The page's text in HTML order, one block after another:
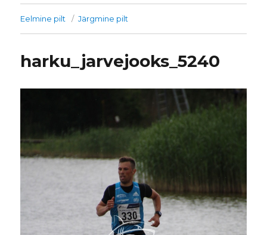
Eelmine pilt Järgmine pilt
harku_jarvejooks_5240